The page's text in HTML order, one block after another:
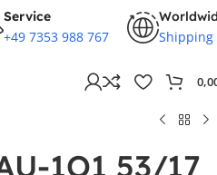
Service
+49 7353 988 767 Shipping
1O1 53/17